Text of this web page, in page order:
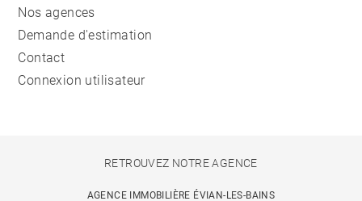
Nos agences
Demande d'estimation
Contact
Connexion utilisateur
RETROUVEZ NOTRE AGENCE
AGENCE IMMOBILIÈRE ÉVIAN-LES-BAINS